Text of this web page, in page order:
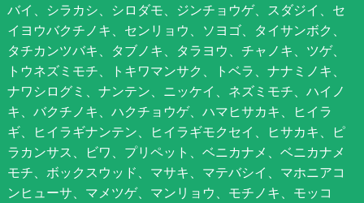
バイ、シラカシ、シロダモ、ジンチョウゲ、スダジイ、セ
イヨウバクチノキ、センリョウ、ソヨゴ、タイサンボク、
タチカンツバキ、タブノキ、タラヨウ、チャノキ、ツゲ、
トウネズミモチ、トキワマンサク、トベラ、ナナミノキ、
ナワシログミ、ナンテン、ニッケイ、ネズミモチ、ハイノ
キ、バクチノキ、ハクチョウゲ、ハマヒサカキ、ヒイラ
ギ、ヒイラギナンテン、ヒイラギモクセイ、ヒサカキ、ピ
ラカンサス、ビワ、プリペット、ベニカナメ、ベニカナメ
モチ、ボックスウッド、マサキ、マテバシイ、マホニアコ
ンヒューサ、マメツゲ、マンリョウ、モチノキ、モッコ